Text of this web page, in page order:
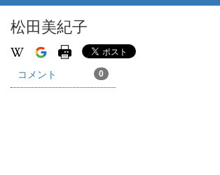
松田美紀子
コメント 0